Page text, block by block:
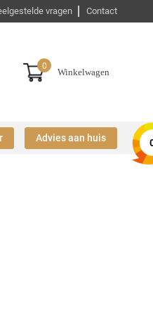
vragen Contact
0
Winkelwagen
Advies aan huis